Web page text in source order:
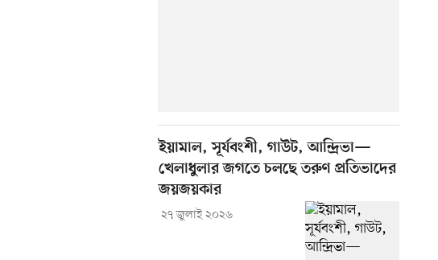
ইয়ামাল, সূর্যবংশী, গাউট, আন্দ্রিভা—
খেলাধুলার জগতে চলছে তরুণ প্রতিভাদের
জয়জয়কার
২৭ জুলাই ২০২৬